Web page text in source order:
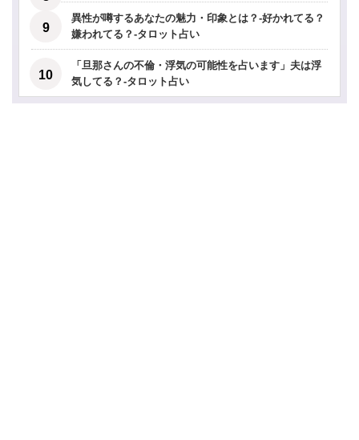
異性が噂するあなたの魅力・印象とは？-好かれてる？
嫌われてる？-タロット占い
「旦那さんの不倫・浮気の可能性を占います」夫は浮
気してる？-タロット占い